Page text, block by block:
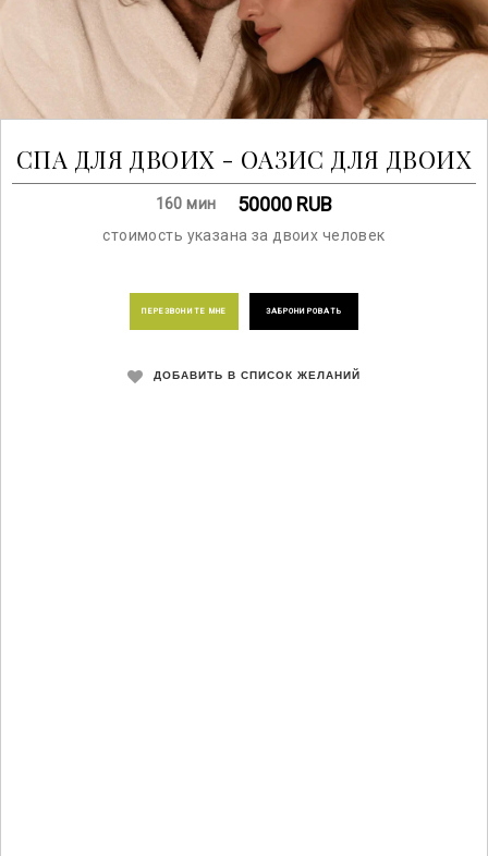
CПА ДЛЯ ДВОИХ - ОАЗИС ДЛЯ ДВОИХ
160 мин 50000 RUB
стоимость указана за двоих человек
ПЕРЕЗВОНИТЕ МНЕ ЗАБРОНИРОВАТЬ
ДОБАВИТЬ В СПИСОК ЖЕЛАНИЙ